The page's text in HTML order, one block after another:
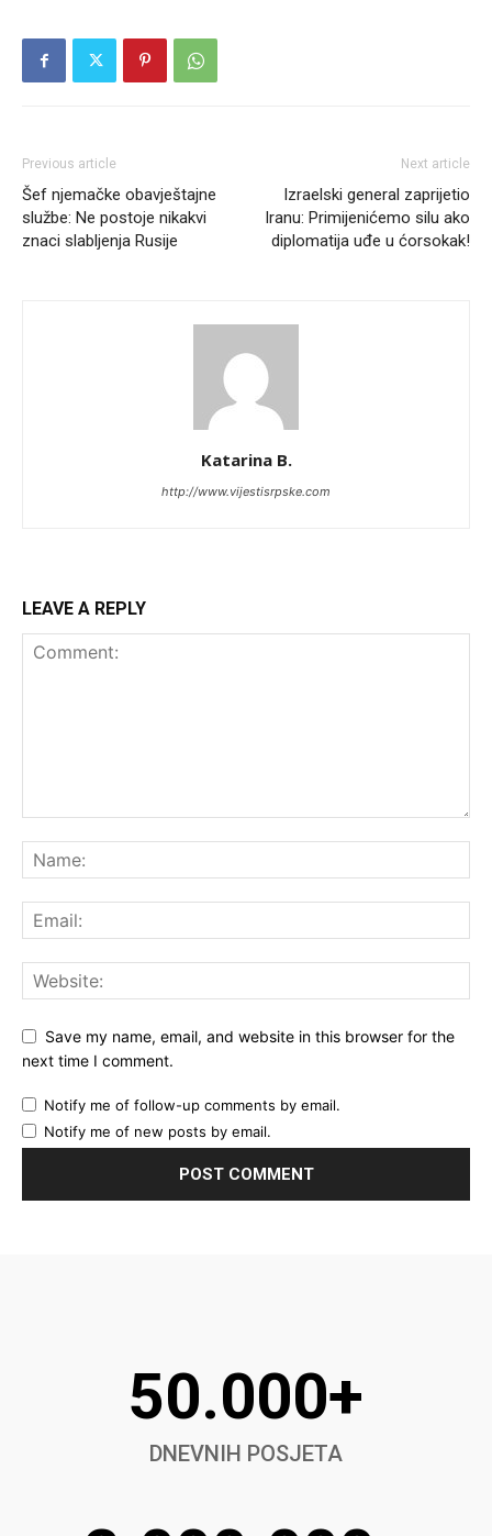
Previous article
Šef njemačke obavještajne
službe: Ne postoje nikakvi
znaci slabljenja Rusije
Next article
Izraelski general zaprijetio
Iranu: Primijenićemo silu ako
diplomatija uđe u ćorsokak!
Katarina B.
http://www.vijestisrpske.com
LEAVE A REPLY
Save my name, email, and website in this browser for the
next time I comment.
Notify me of follow-up comments by email.
Notify me of new posts by email.
50.000+
DNEVNIH POSJETA